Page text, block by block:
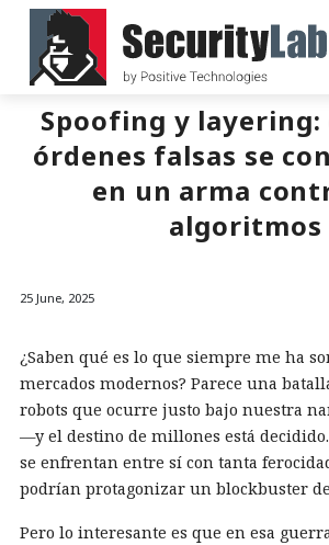
Spoofing y layering:
órdenes falsas se
en un arma
algoritmos
25 June, 2025
¿Saben qué es lo que siempre me ha
mercados modernos? Parece una
robots que ocurre justo bajo nuestra
—y el destino de millones está
se enfrentan entre sí con tanta
podrían protagonizar un blockbuster
Pero lo interesante es que en esa